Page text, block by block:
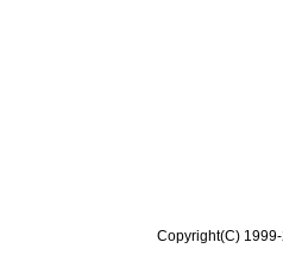
Copyright(C)